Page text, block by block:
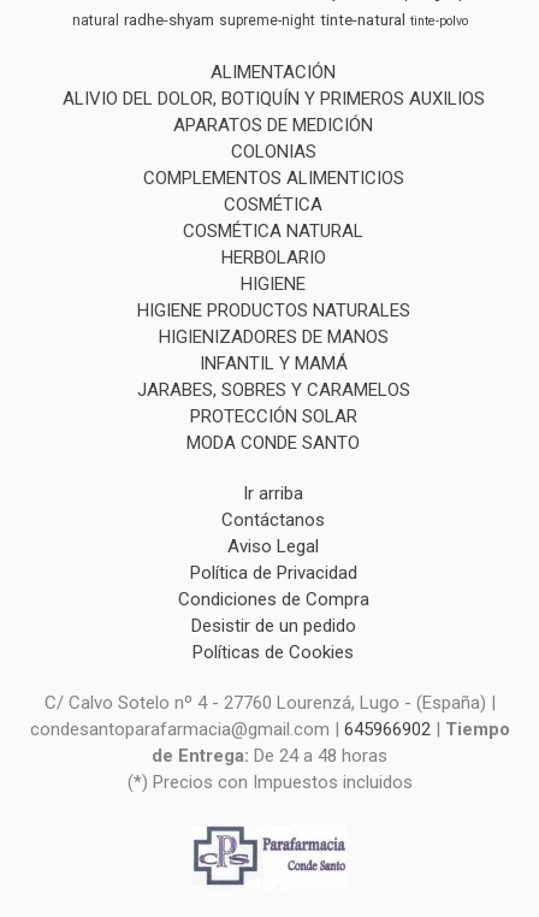
natural radhe-shyam supreme-night tinte-natural tinte-polvo
ALIMENTACIÓN
ALIVIO DEL DOLOR, BOTIQUÍN Y PRIMEROS AUXILIOS
APARATOS DE MEDICIÓN
COLONIAS
COMPLEMENTOS ALIMENTICIOS
COSMÉTICA
COSMÉTICA NATURAL
HERBOLARIO
HIGIENE
HIGIENE PRODUCTOS NATURALES
HIGIENIZADORES DE MANOS
INFANTIL Y MAMÁ
JARABES, SOBRES Y CARAMELOS
PROTECCIÓN SOLAR
MODA CONDE SANTO
Ir arriba
Contáctanos
Aviso Legal
Política de Privacidad
Condiciones de Compra
Desistir de un pedido
Políticas de Cookies
C/ Calvo Sotelo nº 4 - 27760 Lourenzá, Lugo - (España) |
condesantoparafarmacia@gmail.com | 645966902 | Tiempo
de Entrega: De 24 a 48 horas
(*) Precios con Impuestos incluidos